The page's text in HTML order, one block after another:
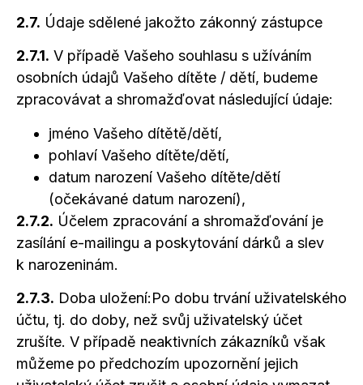
2.7. Údaje sdělené jakožto zákonný zástupce
2.7.1. V případě Vašeho souhlasu s užíváním
osobních údajů Vašeho dítěte / dětí, budeme
zpracovávat a shromažďovat následující údaje:
jméno Vašeho dítětě/dětí,
pohlaví Vašeho dítěte/dětí,
datum narození Vašeho dítěte/dětí
(očekávané datum narození),
2.7.2. Účelem zpracování a shromažďování je
zasílání e-mailingu a poskytování dárků a slev
k narozeninám.
2.7.3. Doba uložení:Po dobu trvání uživatelského
účtu, tj. do doby, než svůj uživatelský účet
zrušíte. V případě neaktivních zákazníků však
můžeme po předchozím upozornění jejich